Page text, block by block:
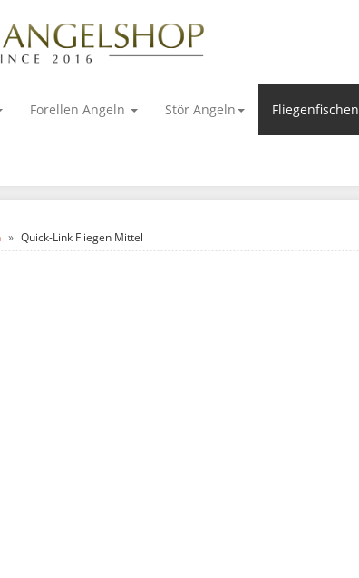
Forellen Angeln Stör Angeln Fliegenfischen
Quick-Link Fliegen Mittel